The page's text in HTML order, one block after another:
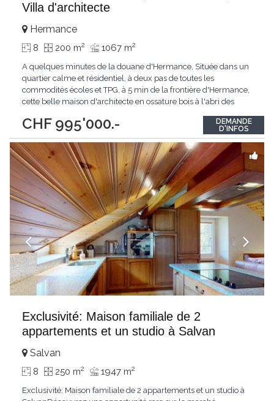
Villa d'architecte
CHF 995'000.-
Hermance
8 200 m2 1067 m2
A quelques minutes de la douane d'Hermance, Située dans un
quartier calme et résidentiel, à deux pas de toutes les
commodités écoles et TPG, à 5 min de la frontière d'Hermance,
cette belle maison d'architecte en ossature bois à l'abri des
bénéficie d'un ensoleillement optimal et d'espaces généreux
ouverts sur l'extérieur qui en...
DEMANDE
D'INFOS
Exclusivité: Maison familiale de 2
appartements et un studio à Salvan
Salvan
8 250 m2 1947 m2
Exclusivité: Maison familiale de 2 appartements et un studio à